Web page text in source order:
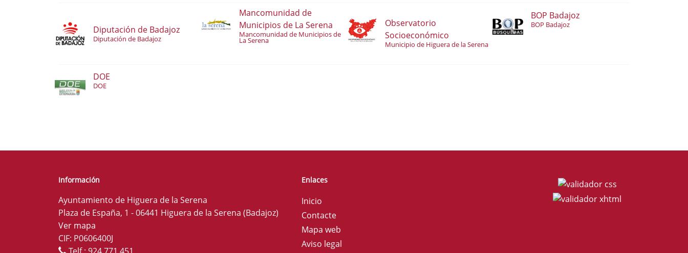
Diputación de Badajoz
Diputación de Badajoz
Mancomunidad de
Municipios de La Serena
Mancomunidad de Municipios de
La Serena
Observatorio
Socioeconómico
Municipio de Higuera de la Serena
BOP Badajoz
BOP Badajoz
DOE
DOE
Información
Ayuntamiento de Higuera de la Serena
Plaza de España, 1 - 06441 Higuera de la Serena (Badajoz)
Ver mapa
CIF: P0606400J
Enlaces
Inicio
Contacte
Mapa web
Aviso legal